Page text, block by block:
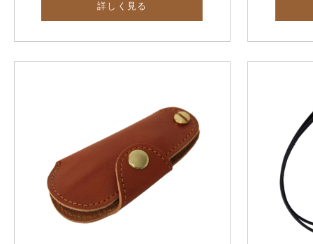
詳しく見る